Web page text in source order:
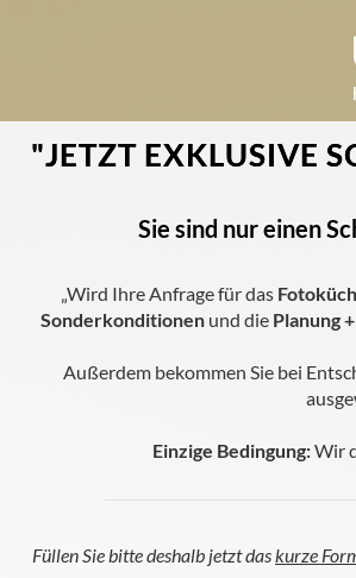
"JETZT EXKLUSIVE
Sie sind nur einen
„Wird Ihre Anfrage für das
Sonderkonditionen und die Planung
Außerdem bekommen Sie bei
Einzige Bedingung:Wir
Füllen Sie bitte deshalb jetzt das kurze